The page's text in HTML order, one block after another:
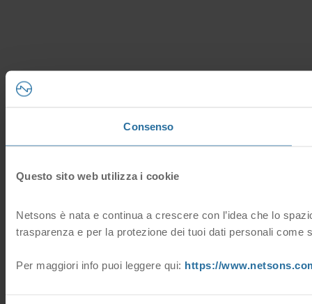
Consenso
Questo sito web utilizza i cookie
Netsons è nata e continua a crescere con l’idea che lo
trasparenza e per la protezione dei tuoi dati personali come
Per maggiori info puoi leggere qui: https://